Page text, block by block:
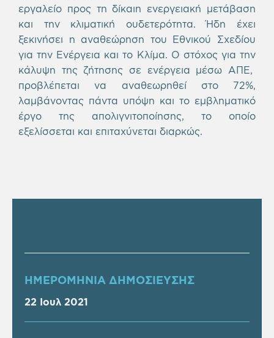
εργαλείο προς τη δίκαιη ενεργειακή μετάβαση
και την κλιματική ουδετερότητα. Ήδη έχει
ξεκινήσει η αναθεώρηση του Εθνικού Σχεδίου
για την Ενέργεια και το Κλίμα. Ο στόχος για την
κάλυψη της ζήτησης σε ενέργεια μέσω ΑΠΕ,
προβλέπεται να αναθεωρηθεί στο 72%,
λαμβάνοντας πάντα υπόψη και το εμβληματικό
έργο της απολιγνιτοποίησης, το οποίο
εξελίσσεται και επιταχύνεται διαρκώς.
ΗΜΕΡΟΜΗΝΙΑ ΔΗΜΟΣΙΕΥΣΗΣ
22 Ιουλ 2021